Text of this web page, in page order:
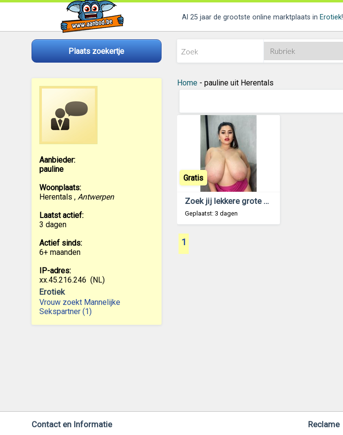
Al 25 jaar de grootste online marktplaats in Erotiek!
Plaats zoekertje
Aanbieder:
pauline
Woonplaats:
Herentals , Antwerpen
Laatst actief:
3 dagen
Actief sinds:
6+ maanden
IP-adres:
xx.45.216.246 (NL)
Erotiek
Vrouw zoekt Mannelijke
Sekspartner (1)
Home- pauline uit Herentals
Zoek jij lekkere grote hangborsten?
Geplaatst: 3 dagen
Gratis
1
Contact en Informatie Reclame